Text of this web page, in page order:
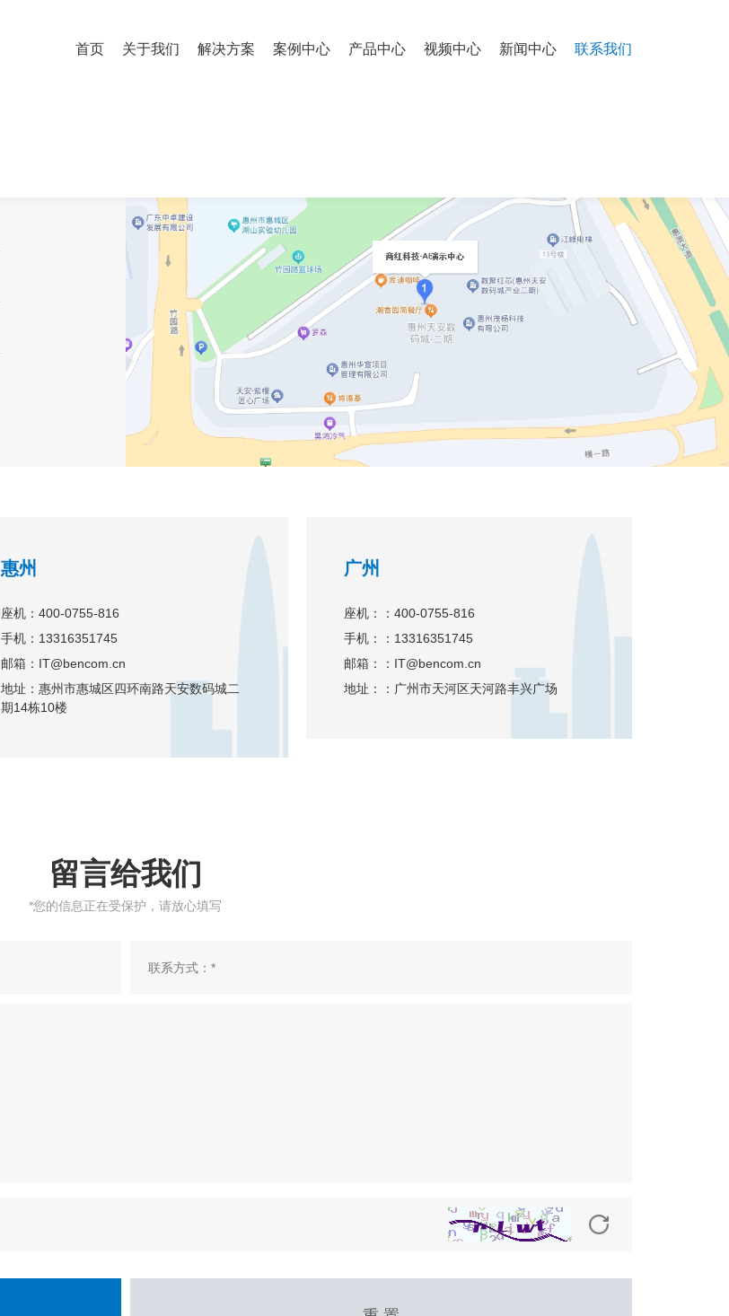
首页 关于我们 解决方案 案例中心 产品中心 视频中心 新闻中心 联系我们
惠州
座机：400-0755-816
手机：13316351745
邮箱：IT@bencom.cn
地址：惠州市惠城区四环南路天安数码城二
期14栋10楼
广州
座机：：400-0755-816
手机：：13316351745
邮箱：：IT@bencom.cn
地址：：广州市天河区天河路丰兴广场
留言给我们
*您的信息正在受保护，请放心填写